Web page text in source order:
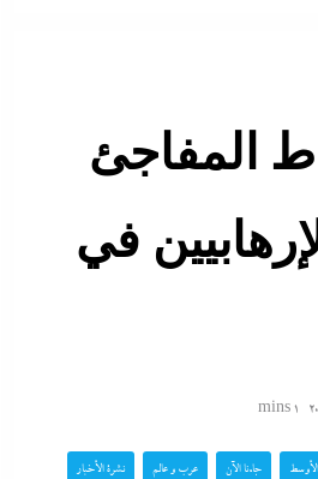
المفاجئ
في
1 mins
جاءنا الآن عرب و عالم نشرة الأخبار